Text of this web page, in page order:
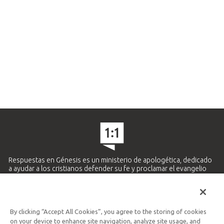
Respuestas en Génesis es un ministerio de apologética, dedicado
a ayudar a los cristianos defender su fe y proclamar el evangelio
Ministerio Hispano y Latinoamericano
By clicking “Accept All Cookies”, you agree to the storing of cookies
on your device to enhance site navigation, analyze site usage, and